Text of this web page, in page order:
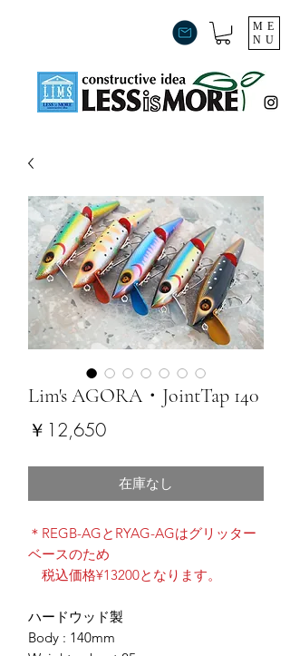
ME
NU
Lim's AGORA・JointTap 140
￥12,650価
在庫なし
＊REGB-AGとRYAG-AGはグリッター
ベースのため
税込価格¥13200となります。
ハードウッド製
Body : 140mm